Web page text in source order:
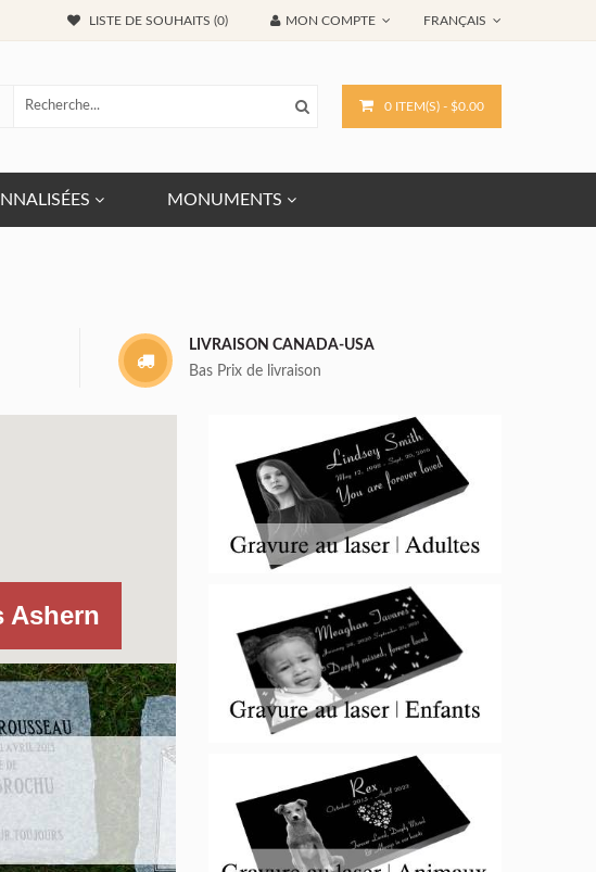
FRANÇAIS
LISTE DE SOUHAITS (0) MON COMPTE
0 ITEM(S) - $0.00
MONUMENTS
LIVRAISON CANADA-USA
Bas Prix de livraison
Ashern